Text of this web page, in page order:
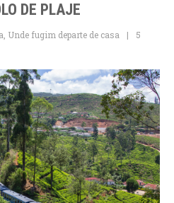
DE PLAJE
Unde fugim departe de casa
5